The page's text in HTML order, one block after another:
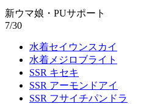
新ウマ娘・PUサポート
7/30
水着セイウンスカイ
水着メジロブライト
SSR キセキ
SSR アーモンドアイ
SSR フサイチパンドラ